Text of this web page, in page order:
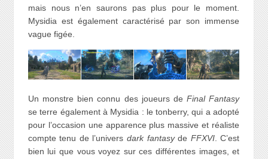
mais nous n’en saurons pas plus pour le moment.
Mysidia est également caractérisé par son immense
vague figée.
Un monstre bien connu des joueurs de Final Fantasy
se terre également à Mysidia : le tonberry, qui a adopté
pour l’occasion une apparence plus massive et réaliste
compte tenu de l’univers dark fantasyde FFXVI. C’est
bien lui que vous voyez sur ces différentes images, et